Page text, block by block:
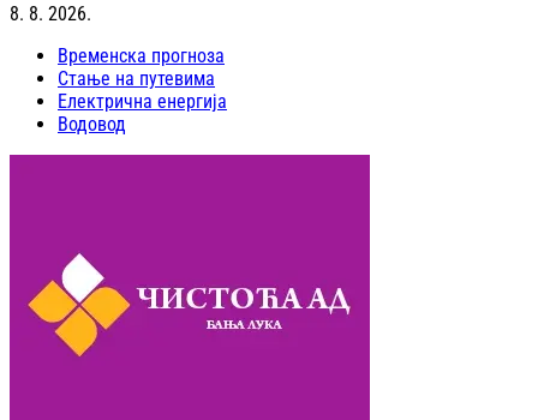
8. 8. 2026.
Временска прогноза
Стање на путевима
Електрична енергија
Водовод